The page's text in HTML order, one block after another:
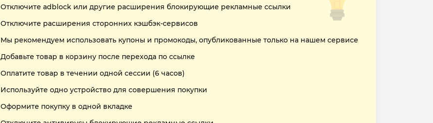
Отключите adblock или другие расширения блокирующие рекламные ссылки
Отключите расширения сторонних кэшбэк-сервисов
Мы рекомендуем использовать купоны и промокоды, опубликованные только на нашем сервисе
Добавьте товар в корзину после перехода по ссылке
Оплатите товар в течении одной сессии (6 часов)
Используйте одно устройство для совершения покупки
Оформите покупку в одной вкладке